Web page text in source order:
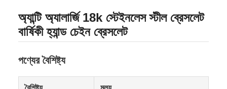
অ্যান্টি অ্যালার্জি 18k স্টেইনলেস স্টীল ব্রেসলেট
বার্ষিকী হ্যান্ড চেইন ব্রেসলেট
পণ্যের বৈশিষ্ট্য